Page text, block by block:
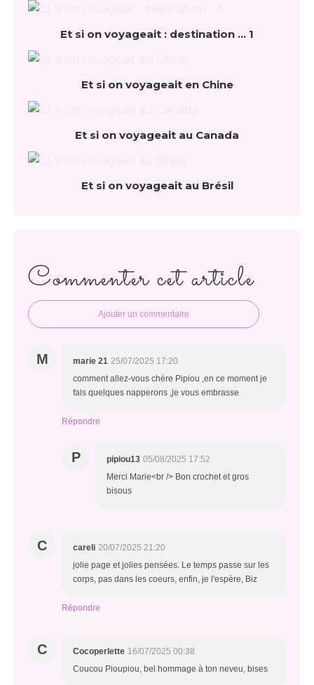
Et si on voyageait : destination ... 1
Et si on voyageait en Chine
Et si on voyageait au Canada
Et si on voyageait au Brésil
Commenter cet article
Ajouter un commentaire
M marie 21 25/07/2025 17:20
comment allez-vous chère Pipiou ,en ce moment je
fais quelques napperons ,je vous embrasse
Répondre
P pipiou13 05/08/2025 17:52
Merci Marie<br /> Bon crochet et gros
bisous
C careli 20/07/2025 21:20
jolie page et jolies pensées. Le temps passe sur les
corps, pas dans les coeurs, enfin, je l'espère, Biz
Répondre
C Cocoperlette 16/07/2025 00:38
Coucou Pioupiou, bel hommage à ton neveu, bises